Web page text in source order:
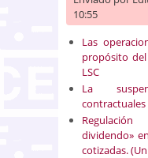
10:55
Las
propósito
LSC
La
contractuales
dividendo»
cotizadas.